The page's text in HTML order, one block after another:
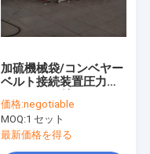
加硫機械袋/コンベヤー
ベルト接続装置圧力袋
い
価格:negotiable
MOQ:1 セット
最新価格を得る